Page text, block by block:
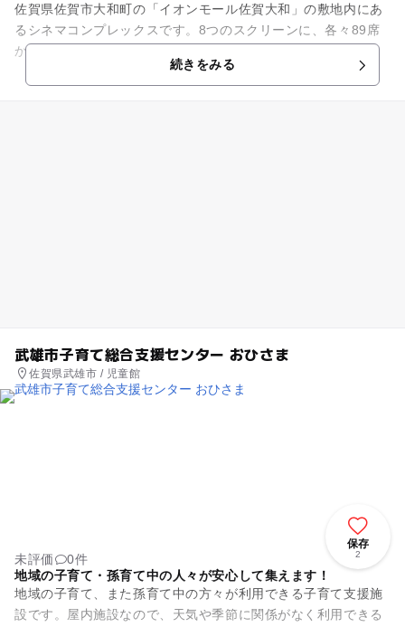
佐賀県佐賀市大和町の「イオンモール佐賀大和」の敷地内にあ
るシネマコンプレックスです。8つのスクリーンに、各々89席
から439席の座席を設置しています。全てのスクリーンにデジ
タル音響システムを導入...続きをみる
武雄市子育て総合支援センター おひさま
佐賀県武雄市 / 児童館
保存
2
未評価
0件
地域の子育て・孫育て中の人々が安心して集えます！
地域の子育て、また孫育て中の方々が利用できる子育て支援施
設です。屋内施設なので、天気や季節に関係がなく利用できる